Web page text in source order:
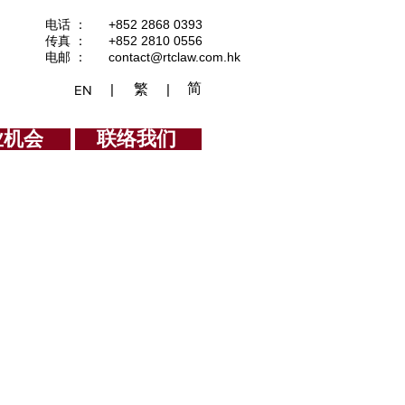
电话 ： +852 2868 0393
传真 ： +852 2810 0556
电邮 ： contact@rtclaw.com.hk
EN | 繁 | 简
会 联络我们